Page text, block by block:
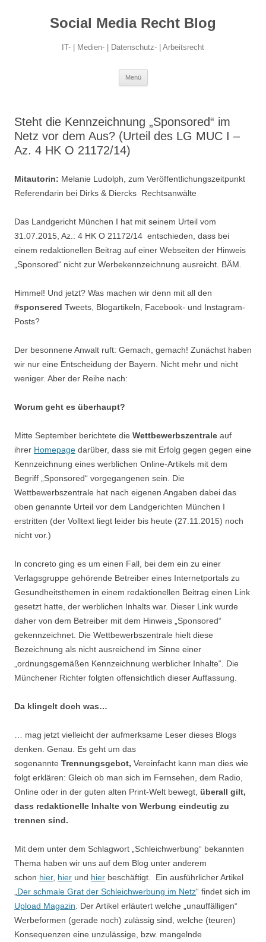
Social Media Recht Blog
IT- | Medien- | Datenschutz- | Arbeitsrecht
Menü
Steht die Kennzeichnung „Sponsored“ im
Netz vor dem Aus? (Urteil des LG MUC I –
Az. 4 HK O 21172/14)
Mitautorin: Melanie Ludolph, zum Veröffentlichungszeitpunkt
Referendarin bei Dirks & Diercks Rechtsanwälte
Das Landgericht München I hat mit seinem Urteil vom
31.07.2015, Az.: 4 HK O 21172/14 entschieden, dass bei
einem redaktionellen Beitrag auf einer Webseiten der Hinweis
„Sponsored“ nicht zur Werbekennzeichnung ausreicht. BÄM.
Himmel! Und jetzt? Was machen wir denn mit all den
#sponsered Tweets, Blogartikeln, Facebook- und Instagram-
Posts?
Der besonnene Anwalt ruft: Gemach, gemach! Zunächst haben
wir nur eine Entscheidung der Bayern. Nicht mehr und nicht
weniger. Aber der Reihe nach:
Worum geht es überhaupt?
Mitte September berichtete die Wettbewerbszentrale auf
ihrer Homepage darüber, dass sie mit Erfolg gegen gegen eine
Kennzeichnung eines werblichen Online-Artikels mit dem
Begriff „Sponsored“ vorgegangenen sein. Die
Wettbewerbszentrale hat nach eigenen Angaben dabei das
oben genannte Urteil vor dem Landgerichten München I
erstritten (der Volltext liegt leider bis heute (27.11.2015) noch
nicht vor.)
In concreto ging es um einen Fall, bei dem ein zu einer
Verlagsgruppe gehörende Betreiber eines Internetportals zu
Gesundheitsthemen in einem redaktionellen Beitrag einen Link
gesetzt hatte, der werblichen Inhalts war. Dieser Link wurde
daher von dem Betreiber mit dem Hinweis „Sponsored“
gekennzeichnet. Die Wettbewerbszentrale hielt diese
Bezeichnung als nicht ausreichend im Sinne einer
„ordnungsgemäßen Kennzeichnung werblicher Inhalte“. Die
Münchener Richter folgten offensichtlich dieser Auffassung.
Da klingelt doch was…
… mag jetzt vielleicht der aufmerksame Leser dieses Blogs
denken. Genau. Es geht um das
sogenannte Trennungsgebot, Vereinfacht kann man dies wie
folgt erklären: Gleich ob man sich im Fernsehen, dem Radio,
Online oder in der guten alten Print-Welt bewegt, überall gilt,
dass redaktionelle Inhalte von Werbung eindeutig zu
trennen sind.
Mit dem unter dem Schlagwort „Schleichwerbung“ bekannten
Thema haben wir uns auf dem Blog unter anderem
schon hier, hier und hier beschäftigt. Ein ausführlicher Artikel
Der schmale Grat der Schleichwerbung im Netz“ findet sich im
Upload Magazin . Der Artikel erläutert welche „unauffälligen“
Werbeformen (gerade noch) zulässig sind, welche (teuren)
Konsequenzen eine unzulässige, bzw. mangelnde